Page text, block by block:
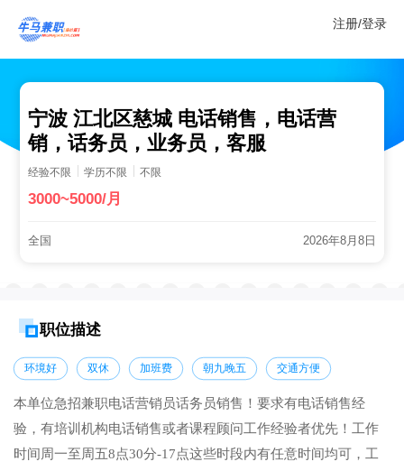
注册/登录
宁波 江北区慈城 电话销售，电话营
销，话务员，业务员，客服
经验不限 学历不限 不限
3000~5000/月
全国 2026年8月8日
职位描述
环境好 双休 加班费 朝九晚五 交通方便
本单位急招兼职电话营销员话务员销售！要求有电话销售经
验，有培训机构电话销售或者课程顾问工作经验者优先！工作
时间周一至周五8点30分-17点这些时段内有任意时间均可，工